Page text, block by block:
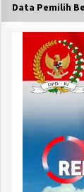
Data Pemilih